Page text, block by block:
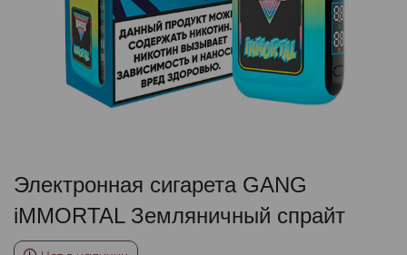
Электронная сигарета GANG
iMMORTAL Земляничный спрайт